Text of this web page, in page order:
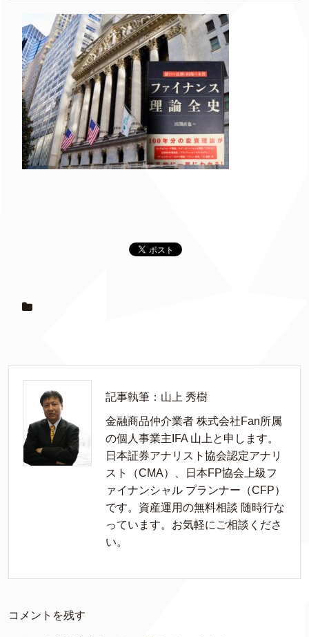
記事執筆：山上 秀樹
金融商品仲介業者 株式会社Fan所属
の個人事業主IFA 山上と申します。
日本証券アナリスト協会認定アナリ
スト（CMA）、日本FP協会上級フ
ァイナンシャル プランナー（CFP）
です。資産運用の無料相談 随時行な
っています。お気軽にご相談くださ
い。
コメントを残す